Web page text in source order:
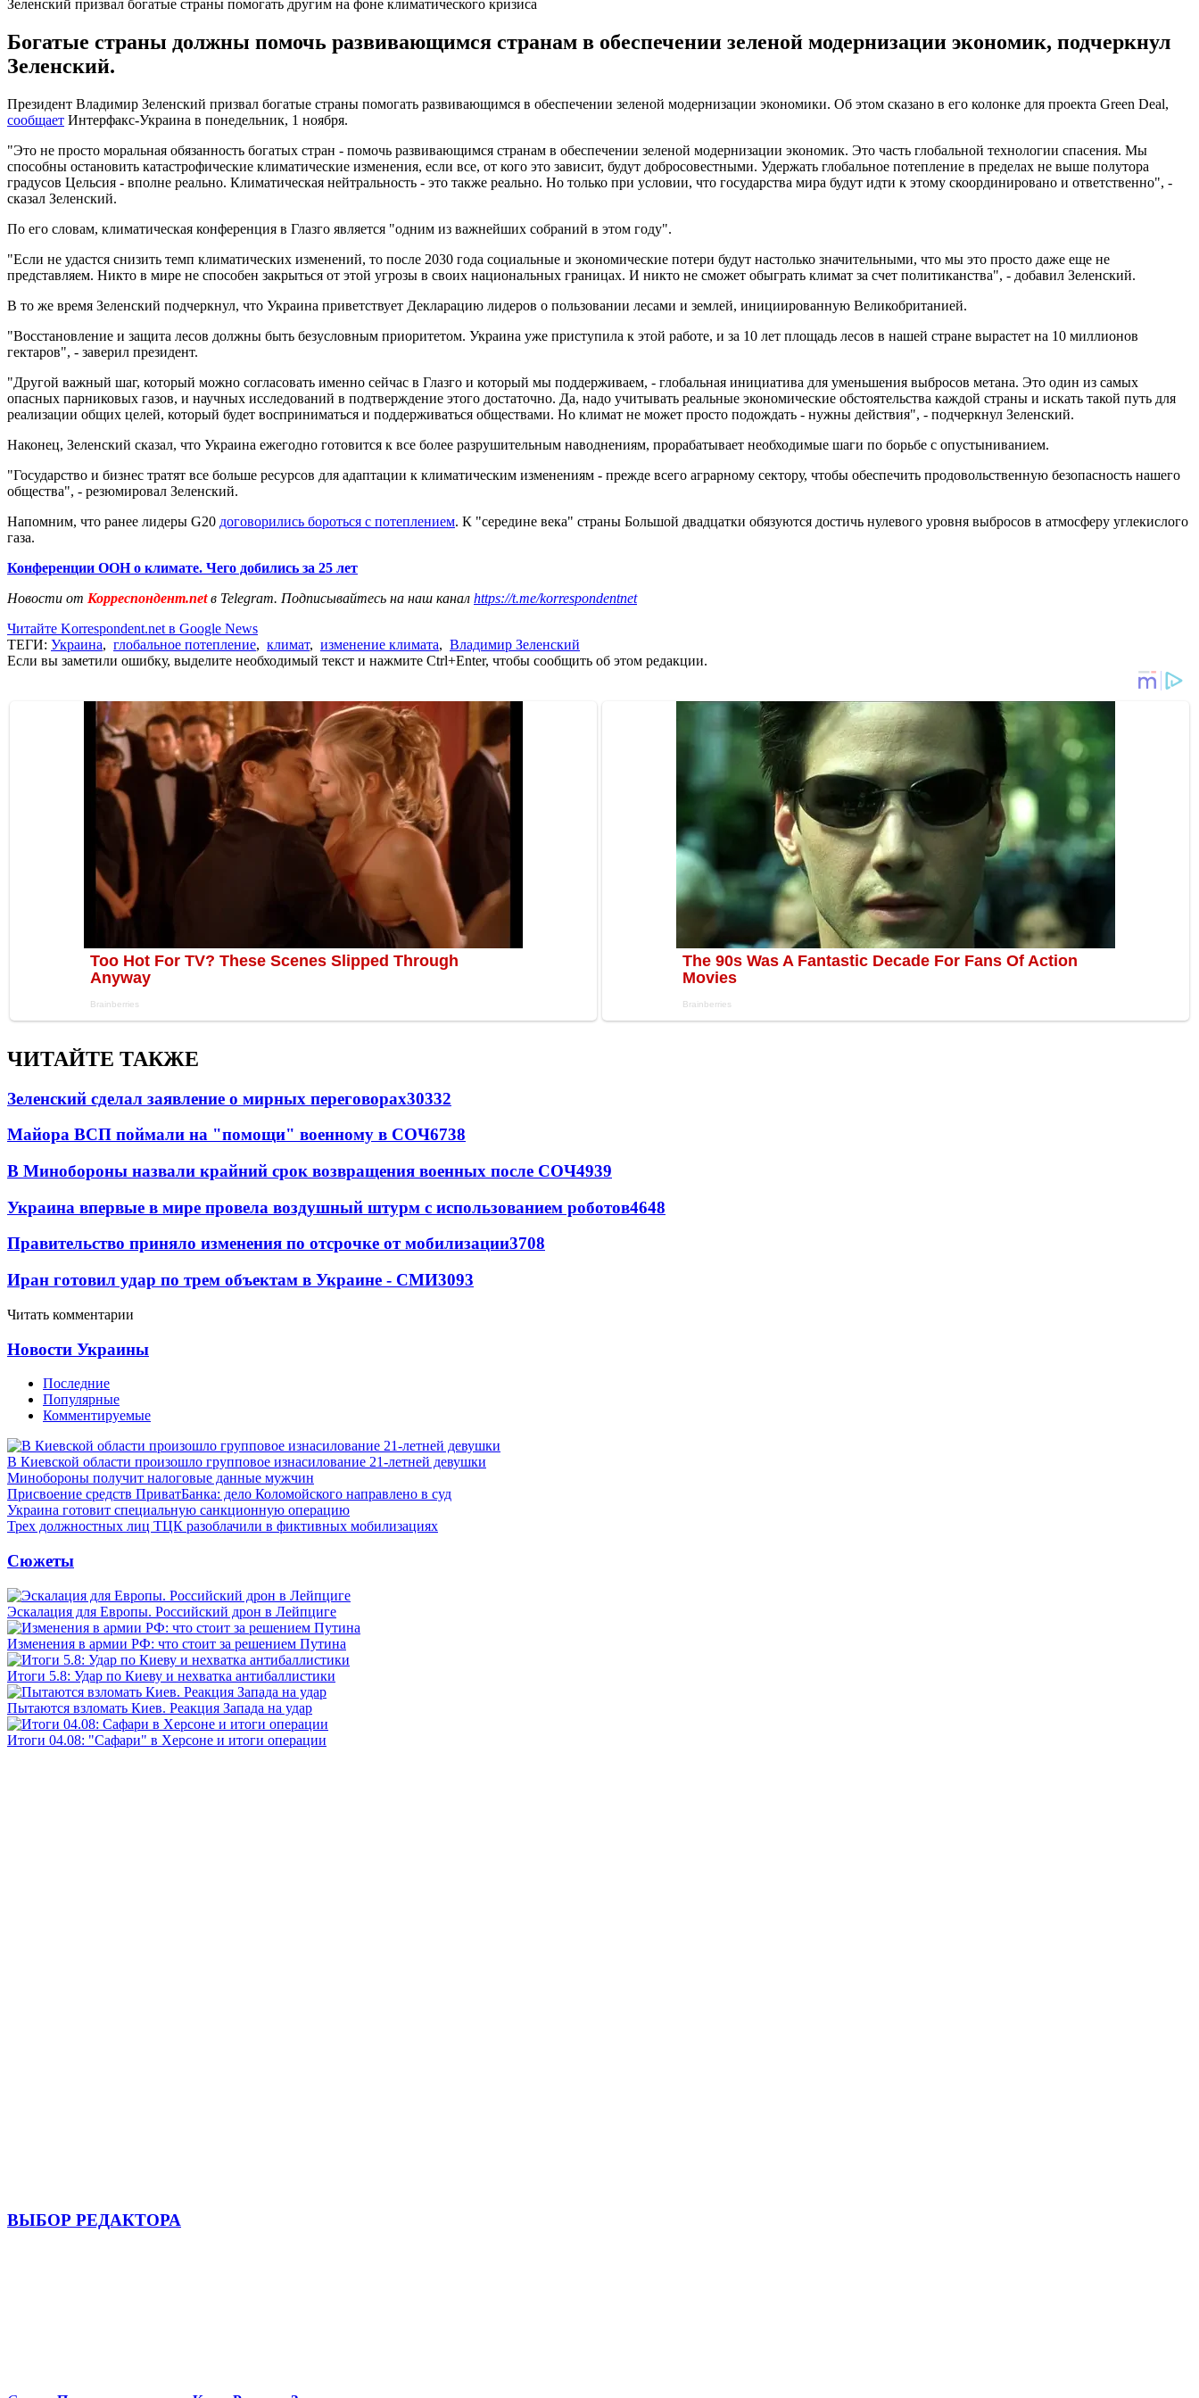
Зеленский призвал богатые страны помогать другим на фоне климатического кризиса
Богатые страны должны помочь развивающимся странам в обеспечении зеленой модернизации экономик, подчеркнул
Зеленский.
Президент Владимир Зеленский призвал богатые страны помогать развивающимся в обеспечении зеленой модернизации экономики. Об этом сказано в его колонке для проекта Green Deal,
сообщает Интерфакс-Украина в понедельник, 1 ноября.
"Это не просто моральная обязанность богатых стран - помочь развивающимся странам в обеспечении зеленой модернизации экономик. Это часть глобальной технологии спасения. Мы
способны остановить катастрофические климатические изменения, если все, от кого это зависит, будут добросовестными. Удержать глобальное потепление в пределах не выше полутора
градусов Цельсия - вполне реально. Климатическая нейтральность - это также реально. Но только при условии, что государства мира будут идти к этому скоординировано и ответственно", -
сказал Зеленский.
По его словам, климатическая конференция в Глазго является "одним из важнейших собраний в этом году".
"Если не удастся снизить темп климатических изменений, то после 2030 года социальные и экономические потери будут настолько значительными, что мы это просто даже еще не
представляем. Никто в мире не способен закрыться от этой угрозы в своих национальных границах. И никто не сможет обыграть климат за счет политиканства", - добавил Зеленский.
В то же время Зеленский подчеркнул, что Украина приветствует Декларацию лидеров о пользовании лесами и землей, инициированную Великобританией.
"Восстановление и защита лесов должны быть безусловным приоритетом. Украина уже приступила к этой работе, и за 10 лет площадь лесов в нашей стране вырастет на 10 миллионов
гектаров", - заверил президент.
"Другой важный шаг, который можно согласовать именно сейчас в Глазго и который мы поддерживаем, - глобальная инициатива для уменьшения выбросов метана. Это один из самых
опасных парниковых газов, и научных исследований в подтверждение этого достаточно. Да, надо учитывать реальные экономические обстоятельства каждой страны и искать такой путь для
реализации общих целей, который будет восприниматься и поддерживаться обществами. Но климат не может просто подождать - нужны действия", - подчеркнул Зеленский.
Наконец, Зеленский сказал, что Украина ежегодно готовится к все более разрушительным наводнениям, прорабатывает необходимые шаги по борьбе с опустыниванием.
"Государство и бизнес тратят все больше ресурсов для адаптации к климатическим изменениям - прежде всего аграрному сектору, чтобы обеспечить продовольственную безопасность нашего
общества", - резюмировал Зеленский.
Напомним, что ранее лидеры G20 договорились бороться с потеплением. К "середине века" страны Большой двадцатки обязуются достичь нулевого уровня выбросов в атмосферу углекислого
газа.
Конференции ООН о климате. Чего добились за 25 лет
Новости от Корреспондент.netв Telegram. Подписывайтесь на наш канал https://t.me/korrespondentnet
Читайте Korrespondent.net в Google News
ТЕГИ: Украина, глобальное потепление, климат, изменение климата, Владимир Зеленский
Если вы заметили ошибку, выделите необходимый текст и нажмите Ctrl+Enter, чтобы сообщить об этом редакции.
ЧИТАЙТЕ ТАКЖЕ
Зеленский сделал заявление о мирных переговорах30332
Майора ВСП поймали на "помощи" военному в СОЧ6738
В Минобороны назвали крайний срок возвращения военных после СОЧ4939
Украина впервые в мире провела воздушный штурм с использованием роботов4648
Правительство приняло изменения по отсрочке от мобилизации3708
Иран готовил удар по трем объектам в Украине - СМИ3093
Читать комментарии
Новости Украины
Последние
Популярные
Комментируемые
В Киевской области произошло групповое изнасилование 21-летней девушки
Минобороны получит налоговые данные мужчин
Присвоение средств ПриватБанка: дело Коломойского направлено в суд
Украина готовит специальную санкционную операцию
Трех должностных лиц ТЦК разоблачили в фиктивных мобилизациях
Сюжеты
Эскалация для Европы. Российский дрон в Лейпциге
Изменения в армии РФ: что стоит за решением Путина
Итоги 5.8: Удар по Киеву и нехватка антибаллистики
Пытаются взломать Киев. Реакция Запада на удар
Итоги 04.08: "Сафари" в Херсоне и итоги операции
ВЫБОР РЕДАКТОРА